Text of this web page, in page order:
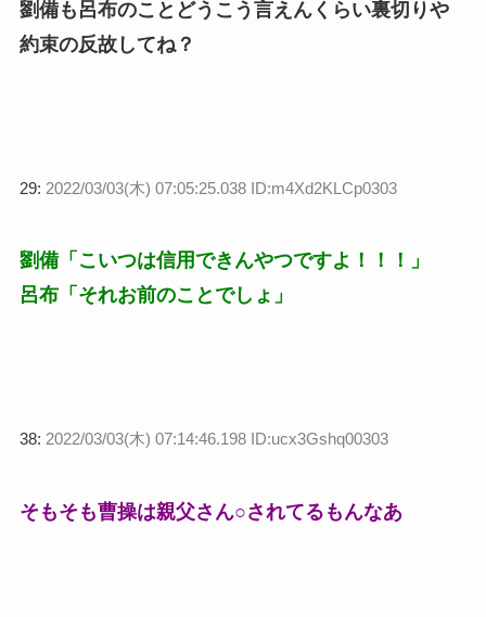
劉備も呂布のことどうこう言えんくらい裏切りや
約束の反故してね？
29: 2022/03/03(木) 07:05:25.038 ID:m4Xd2KLCp0303
劉備「こいつは信用できんやつですよ！！！」
呂布「それお前のことでしょ」
38: 2022/03/03(木) 07:14:46.198 ID:ucx3Gshq00303
そもそも曹操は親父さん○されてるもんなあ